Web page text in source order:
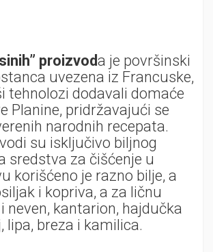
proizvoda je površinski
uvezena iz Francuske,
tehnolozi dodavali domaće
Planine, pridržavajući se
narodnih recepata.
su isključivo biljnog
sredstva za čišćenje u
korišćeno je razno bilje, a
i kopriva, a za ličnu
neven, kantarion, hajdučka
lipa, breza i kamilica.